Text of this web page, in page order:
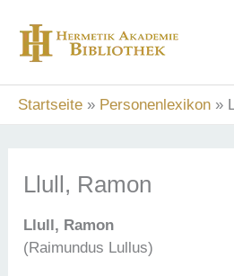
Inhalt
springen
Startseite Personenlexikon
Llull, Ramon
Llull, Ramon
(Raimundus Lullus)